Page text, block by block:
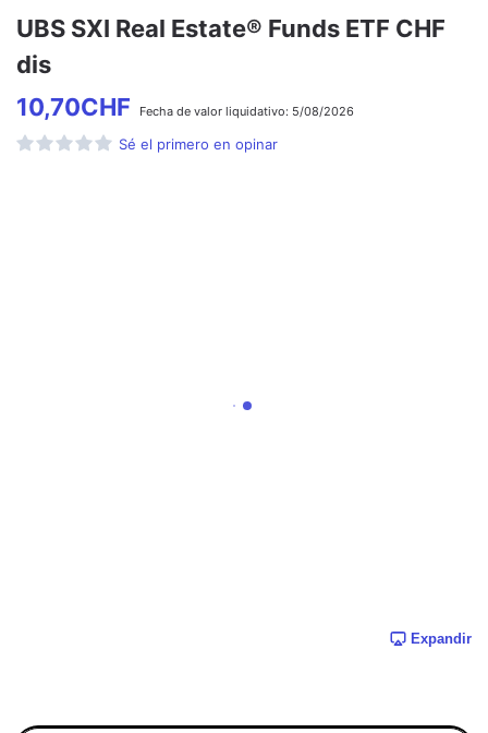
UBS SXI Real Estate® Funds ETF CHF
dis
10,70CHF Fecha de valor liquidativo: 5/08/2026
Sé el primero en opinar
Expandir